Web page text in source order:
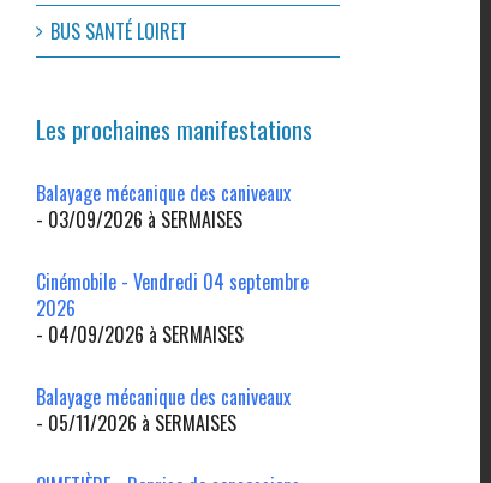
BUS SANTÉ LOIRET
Les prochaines manifestations
Balayage mécanique des caniveaux
- 03/09/2026 à SERMAISES
Cinémobile - Vendredi 04 septembre
2026
- 04/09/2026 à SERMAISES
Balayage mécanique des caniveaux
- 05/11/2026 à SERMAISES